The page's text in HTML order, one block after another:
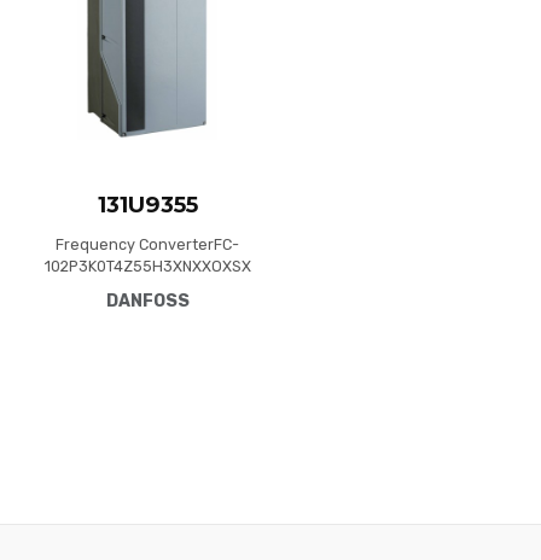
131U9355
Frequency ConverterFC-
102P3K0T4Z55H3XNXXOXSX
HVAC Drive FC-102(P3K0) 3.0
DANFOSS